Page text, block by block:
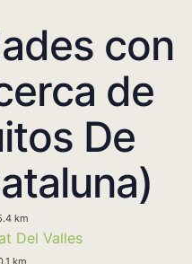
con
de
De
km
Del Valles
km